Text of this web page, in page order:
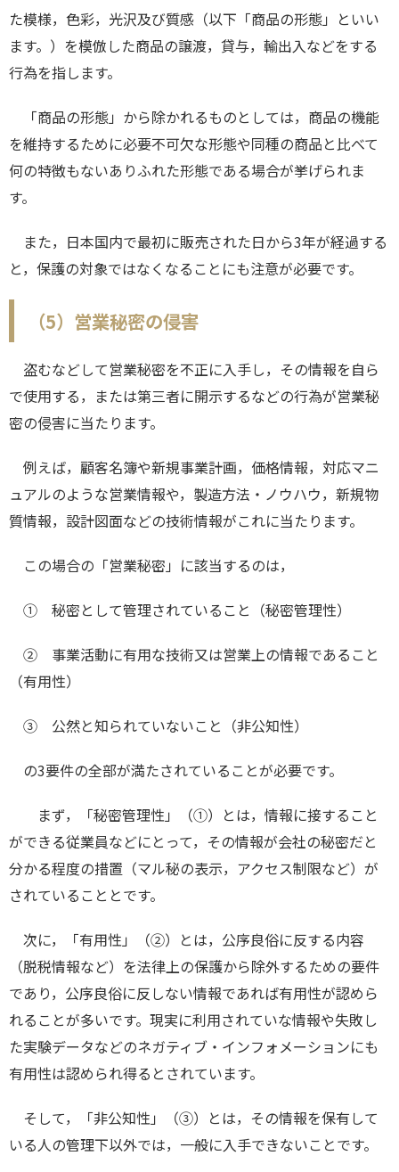
た模様，色彩，光沢及び質感（以下「商品の形態」といい
ます。）を模倣した商品の譲渡，貸与，輸出入などをする
行為を指します。
「商品の形態」から除かれるものとしては，商品の機能
を維持するために必要不可欠な形態や同種の商品と比べて
何の特徴もないありふれた形態である場合が挙げられま
す。
また，日本国内で最初に販売された日から3年が経過する
と，保護の対象ではなくなることにも注意が必要です。
（5）営業秘密の侵害
盗むなどして営業秘密を不正に入手し，その情報を自ら
で使用する，または第三者に開示するなどの行為が営業秘
密の侵害に当たります。
例えば，顧客名簿や新規事業計画，価格情報，対応マニ
ュアルのような営業情報や，製造方法・ノウハウ，新規物
質情報，設計図面などの技術情報がこれに当たります。
この場合の「営業秘密」に該当するのは，
① 秘密として管理されていること（秘密管理性）
② 事業活動に有用な技術又は営業上の情報であること
（有用性）
③ 公然と知られていないこと（非公知性）
の3要件の全部が満たされていることが必要です。
まず，「秘密管理性」（①）とは，情報に接すること
ができる従業員などにとって，その情報が会社の秘密だと
分かる程度の措置（マル秘の表示，アクセス制限など）が
されていることとです。
次に，「有用性」（②）とは，公序良俗に反する内容
（脱税情報など）を法律上の保護から除外するための要件
であり，公序良俗に反しない情報であれば有用性が認めら
れることが多いです。現実に利用されていな情報や失敗し
た実験データなどのネガティブ・インフォメーションにも
有用性は認められ得るとされています。
そして，「非公知性」（③）とは，その情報を保有して
いる人の管理下以外では，一般に入手できないことです。